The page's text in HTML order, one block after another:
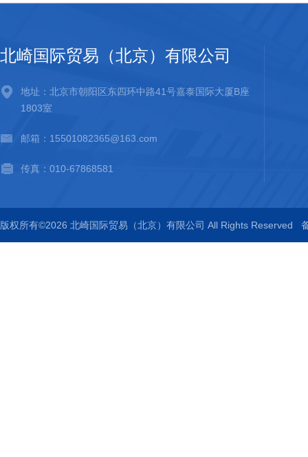
北崎国际贸易（北京）有限公司
地址：北京市朝阳区东四环中路41号嘉泰国际大厦B座
1803室
邮箱：15501082365@163.com
传真：010-67868581
版权所有©2026 北崎国际贸易（北京）有限公司 All Rights Reserved